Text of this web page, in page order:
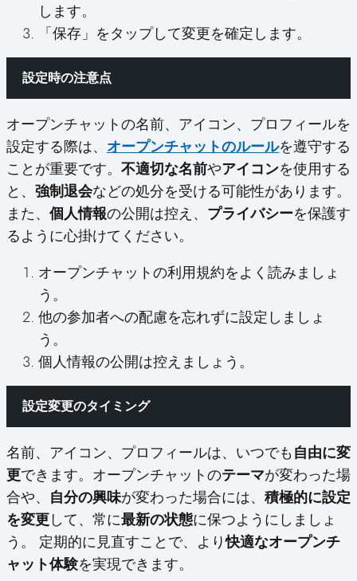
します。
「保存」をタップして変更を確定します。
設定時の注意点
オープンチャットの名前、アイコン、プロフィールを
設定する際は、 オープンチャットのルールを遵守する
ことが重要です。 不適切な名前やアイコンを使用する
と、 強制退会などの処分を受ける可能性があります。
また、 個人情報の公開は控え、 プライバシーを保護す
るように心掛けてください。
オープンチャットの利用規約をよく読みましょ
う。
他の参加者への配慮を忘れずに設定しましょ
う。
個人情報の公開は控えましょう。
設定変更のタイミング
名前、アイコン、プロフィールは、いつでも自由に変
更できます。オープンチャットのテーマが変わった場
合や、 自分の興味が変わった場合には、 積極的に設定
を変更して、常に最新の状態に保つようにしましょ
う。 定期的に見直すことで、より快適なオープンチ
ャット体験を実現できます。